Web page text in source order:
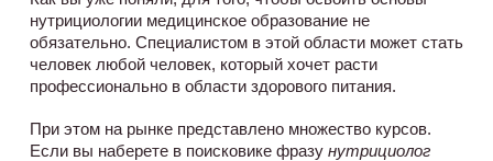
нутрициологии медицинское образование не
обязательно. Специалистом в этой области может стать
человек любой человек, который хочет расти
профессионально в области здорового питания.
При этом на рынке представлено множество курсов.
Если вы наберете в поисковике фразу нутрициолог